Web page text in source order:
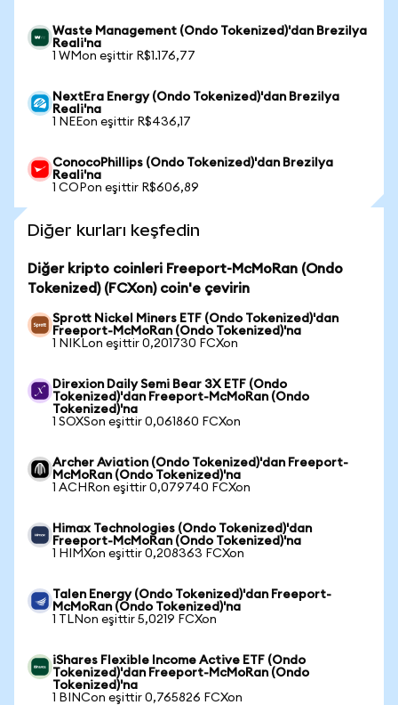
Waste Management (Ondo Tokenized)'dan Brezilya
Reali'na
1 WMon eşittir R$1.176,77
NextEra Energy (Ondo Tokenized)'dan Brezilya
Reali'na
1 NEEon eşittir R$436,17
ConocoPhillips (Ondo Tokenized)'dan Brezilya
Reali'na
1 COPon eşittir R$606,89
Diğer kurları keşfedin
Diğer kripto coinleri Freeport-McMoRan (Ondo
Tokenized) (FCXon) coin'e çevirin
Sprott Nickel Miners ETF (Ondo Tokenized)'dan
Freeport-McMoRan (Ondo Tokenized)'na
1 NIKLon eşittir 0,201730 FCXon
Direxion Daily Semi Bear 3X ETF (Ondo
Tokenized)'dan Freeport-McMoRan (Ondo
Tokenized)'na
1 SOXSon eşittir 0,061860 FCXon
Archer Aviation (Ondo Tokenized)'dan Freeport-
McMoRan (Ondo Tokenized)'na
1 ACHRon eşittir 0,079740 FCXon
Himax Technologies (Ondo Tokenized)'dan
Freeport-McMoRan (Ondo Tokenized)'na
1 HIMXon eşittir 0,208363 FCXon
Talen Energy (Ondo Tokenized)'dan Freeport-
McMoRan (Ondo Tokenized)'na
1 TLNon eşittir 5,0219 FCXon
iShares Flexible Income Active ETF (Ondo
Tokenized)'dan Freeport-McMoRan (Ondo
Tokenized)'na
1 BINCon eşittir 0,765826 FCXon